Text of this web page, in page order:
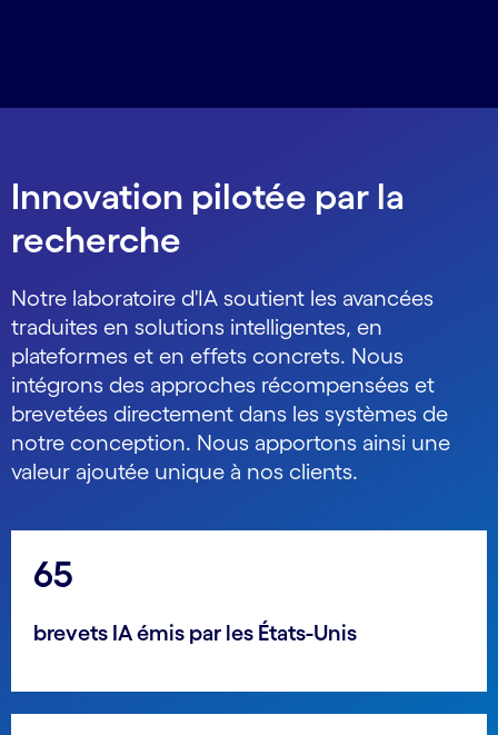
Innovation pilotée par la
recherche
Notre laboratoire d'IA soutient les avancées
traduites en solutions intelligentes, en
plateformes et en effets concrets. Nous
intégrons des approches récompensées et
brevetées directement dans les systèmes de
notre conception. Nous apportons ainsi une
valeur ajoutée unique à nos clients.
65
brevets IA émis par les États-Unis